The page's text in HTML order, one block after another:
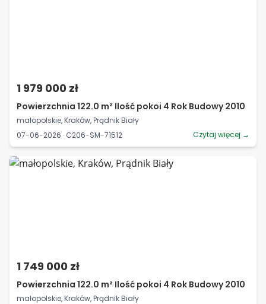
1 979 000 zł
Powierzchnia 122.0 m² Ilość pokoi 4 Rok Budowy 2010
małopolskie, Kraków, Prądnik Biały
07-06-2026 · C206-SM-71512
Czytaj więcej →
1 749 000 zł
Powierzchnia 122.0 m² Ilość pokoi 4 Rok Budowy 2010
małopolskie, Kraków, Prądnik Biały